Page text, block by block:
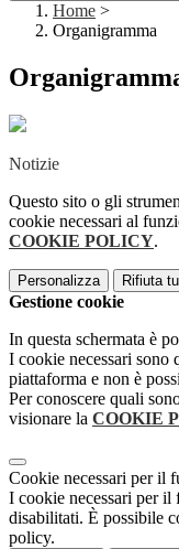
Home >
Organigramma
Notizie
Questo sito o gli
cookie necessari al
COOKIE POLICY.
Personalizza Rifiuta
Gestione cookie
In questa schermata è
I cookie necessari sono
piattaforma e non è
Per conoscere quali
visionare la COOKIE
Cookie necessari per il
I cookie necessari per il
disabilitati. È possibile
policy.